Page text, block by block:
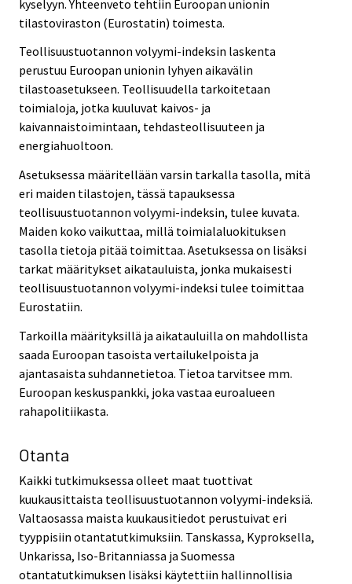
kyselyyn. Yhteenveto tehtiin Euroopan unionin
tilastoviraston (Eurostatin) toimesta.
Teollisuustuotannon volyymi-indeksin laskenta
perustuu Euroopan unionin lyhyen aikavälin
tilastoasetukseen. Teollisuudella tarkoitetaan
toimialoja, jotka kuuluvat kaivos- ja
kaivannaistoimintaan, tehdasteollisuuteen ja
energiahuoltoon.
Asetuksessa määritellään varsin tarkalla tasolla, mitä
eri maiden tilastojen, tässä tapauksessa
teollisuustuotannon volyymi-indeksin, tulee kuvata.
Maiden koko vaikuttaa, millä toimialaluokituksen
tasolla tietoja pitää toimittaa. Asetuksessa on lisäksi
tarkat määritykset aikatauluista, jonka mukaisesti
teollisuustuotannon volyymi-indeksi tulee toimittaa
Eurostatiin.
Tarkoilla määrityksillä ja aikatauluilla on mahdollista
saada Euroopan tasoista vertailukelpoista ja
ajantasaista suhdannetietoa. Tietoa tarvitsee mm.
Euroopan keskuspankki, joka vastaa euroalueen
rahapolitiikasta.
Otanta
Kaikki tutkimuksessa olleet maat tuottivat
kuukausittaista teollisuustuotannon volyymi-indeksiä.
Valtaosassa maista kuukausitiedot perustuivat eri
tyyppisiin otantatutkimuksiin. Tanskassa, Kyproksella,
Unkarissa, Iso-Britanniassa ja Suomessa
otantatutkimuksen lisäksi käytettiin hallinnollisia